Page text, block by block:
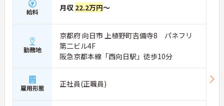
給料 月収 22.2万円～
勤務地
京都府 向日市 上植野町吉備寺8 パネフリ
第二ビル4F
阪急京都本線「西向日駅」徒歩10分
雇用形態 正社員(正職員)